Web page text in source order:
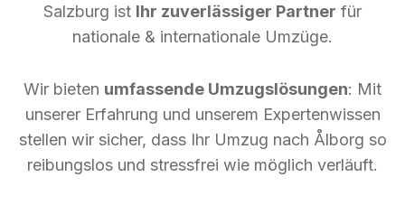
Salzburg ist Ihr zuverlässiger Partner für
nationale & internationale Umzüge.
Wir bieten umfassende Umzugslösungen: Mit
unserer Erfahrung und unserem Expertenwissen
stellen wir sicher, dass Ihr Umzug nach Ålborg so
reibungslos und stressfrei wie möglich verläuft.